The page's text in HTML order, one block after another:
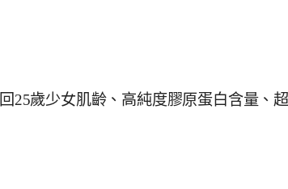
25歲少女肌齡、高純度膠原蛋白含量、